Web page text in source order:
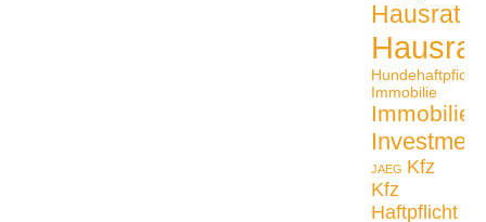
Hausrat
Hundehaftpficht
Immobilie
JAEG Kfz
Kfz
Haftpflicht